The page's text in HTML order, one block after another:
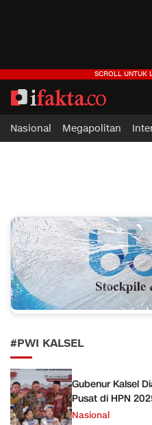
ifakta.co
#pastibenar
Nasional Megapolitan
#PWI KALSEL
Gubenur Kalsel
Pusat di HPN
Nasional